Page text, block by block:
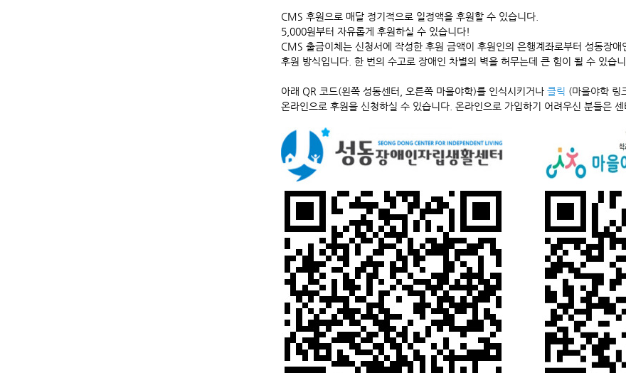
CMS 후원으로 매달 정기적으로 일정액을 후원할 수 있습니다.
5,000원부터 자유롭게 후원하실 수 있습니다!
CMS 출금이체는 신청서에 작성한 후원 금액이 후원인의 은행계좌로부터 성동장
후원 방식입니다. 한 번의 수고로 장애인 차별의 벽을 허무는데 큰 힘이 될 수 있습니
아래 QR 코드(왼쪽 성동센터, 오른쪽 마을야학)를 인식시키거나 클릭 (마을야학 링
온라인으로 후원을 신청하실 수 있습니다. 온라인으로 가입하기 어려우신 분들은